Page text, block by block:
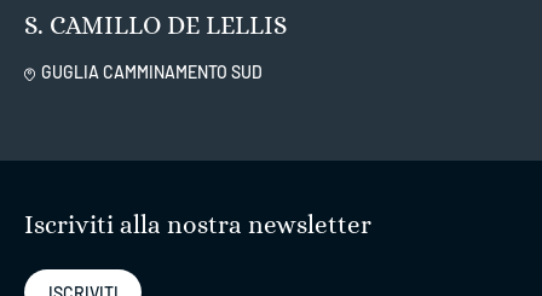
S. CAMILLO DE LELLIS
GUGLIA CAMMINAMENTO SUD
Iscriviti alla nostra newsletter